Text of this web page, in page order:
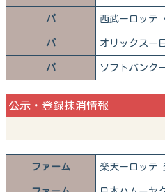
パ 西武ーロッテ
パ オリックスー
パ ソフトバンク
公示・登録抹消情報
ファーム 楽天ーロッテ